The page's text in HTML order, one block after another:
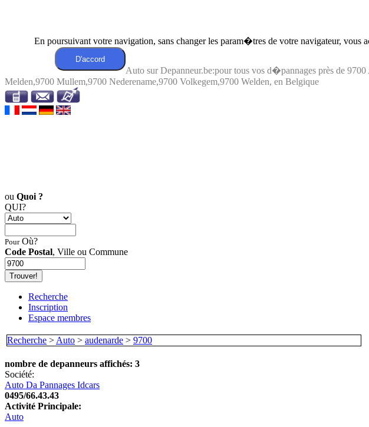
En poursuivant votre navigation, sans changer les param�tres de votre navigateur,
Auto sur Depanneur.be:pour tous vos d�pannages près de
Melden,9700 Mullem,9700 Nederename,9700 Volkegem,9700 Welden, en Belgique
ou Quoi ?
QUI?
PourOù?
Code Postal, Ville ou Commune
Recherche
Inscription
Espace membres
Recherche > Auto > audenarde > 9700
nombre de depanneurs affichés: 3
Société:
Auto Da Pannages Idcars
0495/66.43.43
Activité Principale:
Auto